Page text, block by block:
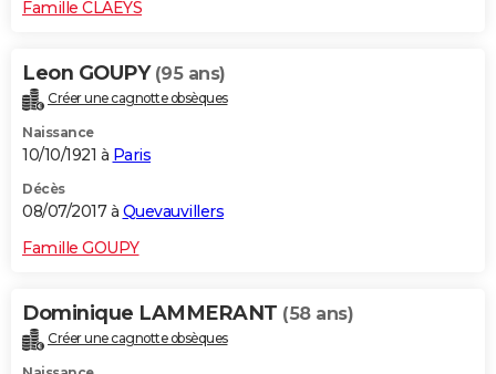
Famille CLAEYS
Leon GOUPY (95 ans)
Créer une cagnotte obsèques
Naissance
10/10/1921 à Paris
Décès
08/07/2017 à Quevauvillers
Famille GOUPY
Dominique LAMMERANT (58 ans)
Créer une cagnotte obsèques